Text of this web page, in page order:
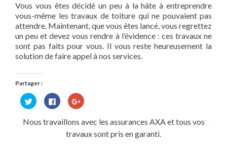
Vous vous êtes décidé un peu à la hâte à entreprendre
vous-même les travaux de toiture qui ne pouvaient pas
attendre. Maintenant, que vous êtes lancé, vous regrettez
un peu et devez vous rendre à l’évidence : ces travaux ne
sont pas faits pour vous. Il vous reste heureusement la
solution de faire appel à nos services.
Partager :
Cliquez
pour
partager
Twitter(ouvre
Cliquez
pour
partager
sur
Facebook(ouvre
dans
une
Cliquez
pour
Google+
dans
Nous travaillons avec les assurances AXA et tous vos
travaux sont pris en garanti.